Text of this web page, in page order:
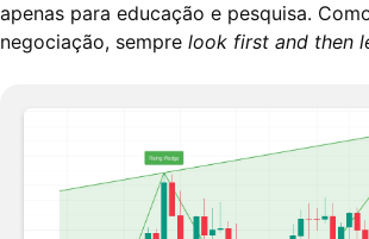
apenas para educação e pesquisa.
negociação, sempre look first and then